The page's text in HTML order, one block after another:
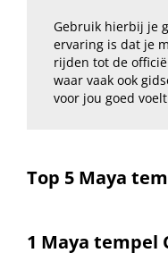
Gebruik hierbij je
ervaring is dat je
rijden tot de
waar vaak ook
voor jou goed
Top 5 Maya
1 Maya tempel